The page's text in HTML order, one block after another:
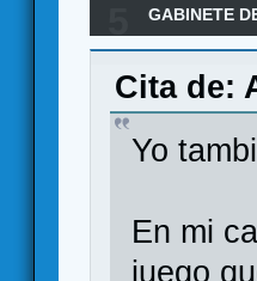
GABINETE
Cita de:
Yo
En mi
juego